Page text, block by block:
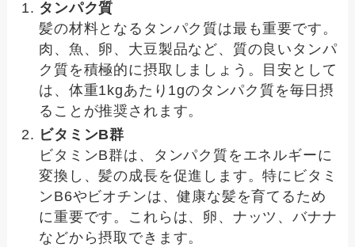
タンパク質
髪の材料となるタンパク質は最も重要です。
肉、魚、卵、大豆製品など、質の良いタンパ
ク質を積極的に摂取しましょう。目安として
は、体重1kgあたり1gのタンパク質を毎日摂
ることが推奨されます。
ビタミンB群
ビタミンB群は、タンパク質をエネルギーに
変換し、髪の成長を促進します。特にビタミ
ンB6やビオチンは、健康な髪を育てるため
に重要です。これらは、卵、ナッツ、バナナ
などから摂取できます。